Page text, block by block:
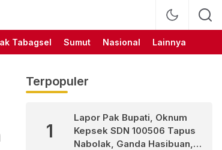
Tabagsel Sumut Nasional Lainnya
Terpopuler
1
Lapor Pak Bupati, Oknum
Kepsek SDN 100506 Tapus
Nabolak, Ganda Hasibuan,